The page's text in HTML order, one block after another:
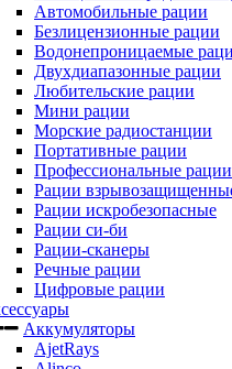
Автомобильные рации
Безлицензионные рации
Водонепроницаемые
Двухдиапазонные рации
Любительские рации
Мини рации
Морские радиостанции
Портативные рации
Профессиональные рации
Рации
Рации искробезопасные
Рации си-би
Рации-сканеры
Речные рации
Цифровые рации
Аккумуляторы
AjetRays